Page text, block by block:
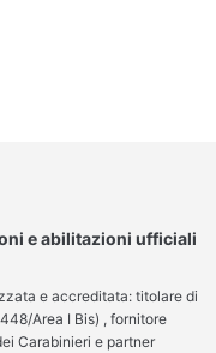
e abilitazioni ufficiali
e accreditata: titolare di
Area I Bis) , fornitore
Carabinieri e partner